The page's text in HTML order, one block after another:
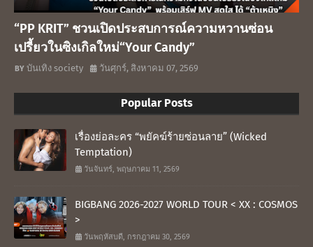
“PP KRIT” ชวนเปิดประสบการณ์ความหวานซ่อน
เปรี้ยวในซิงเกิลใหม่“Your Candy”
บันเทิง society วันศุกร์, สิงหาคม 07, 2569
Popular Posts
เรื่องย่อละคร “พยัคฆ์ร้ายซ่อนลาย” (Wicked
Temptation)
วันจันทร์, พฤษภาคม 11, 2569
BIGBANG 2026-2027 WORLD TOUR < XX : COSMOS
>
วันพฤหัสบดี, กรกฎาคม 30, 2569